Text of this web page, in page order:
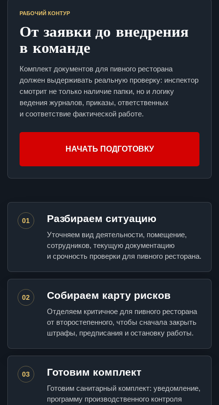
РАБОЧИЙ КОНТУР
От заявки до внедрения
в команде
Комплект документов для пивного ресторана
должен выдерживать реальную проверку: инспектор
смотрит не только наличие папки, но и логику
ведения журналов, приказы, ответственных
и соответствие фактической работе.
НАЧАТЬ ПОДГОТОВКУ
01 Разбираем ситуацию
Уточняем вид деятельности, помещение,
сотрудников, текущую документацию
и срочность проверки для пивного ресторана.
02 Собираем карту рисков
Отделяем критичное для пивного ресторана
от второстепенного, чтобы сначала закрыть
штрафы, предписания и остановку работы.
03 Готовим комплект
Готовим санитарный комплект: уведомление,
программу производственного контроля